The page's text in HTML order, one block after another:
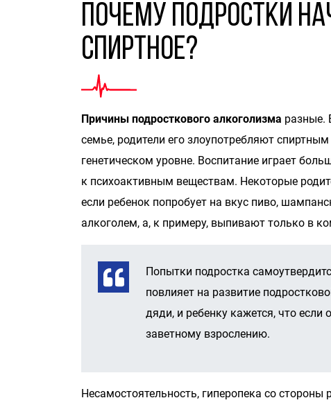
Почему подростки
спиртное?
Причины подросткового алкоголизма разные.
семье, родители его злоупотребляют
генетическом уровне. Воспитание играет
к психоактивным веществам. Некоторые
если ребенок попробует на вкус пиво,
алкоголем, а, к примеру, выпивают только в
Попытки подростка
повлияет на развитие
дяди, и ребенку кажется, что
заветному взрослению.
Несамостоятельность, гиперопека со